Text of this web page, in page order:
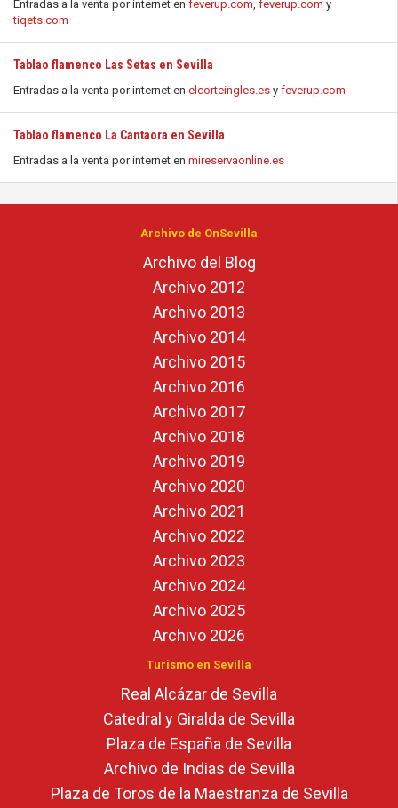
Entradas a la venta por internet en feverup.com, feverup.com y
tiqets.com
Tablao flamenco Las Setas en Sevilla
Entradas a la venta por internet en elcorteingles.es y feverup.com
Tablao flamenco La Cantaora en Sevilla
Entradas a la venta por internet en mireservaonline.es
Archivo de OnSevilla
Archivo del Blog
Archivo 2012
Archivo 2013
Archivo 2014
Archivo 2015
Archivo 2016
Archivo 2017
Archivo 2018
Archivo 2019
Archivo 2020
Archivo 2021
Archivo 2022
Archivo 2023
Archivo 2024
Archivo 2025
Archivo 2026
Turismo en Sevilla
Real Alcázar de Sevilla
Catedral y Giralda de Sevilla
Plaza de España de Sevilla
Archivo de Indias de Sevilla
Plaza de Toros de la Maestranza de Sevilla